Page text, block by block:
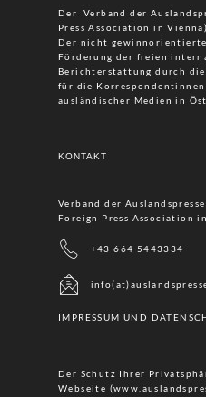
Der Verband der
Press Association in
Der nicht
Förderung der freien
Berichterstattung durch
für die
ausländischer Medien in
KONTAKT
Verband der
Foreign Press Association
+43 664 5443334
IMPRESSUM UND
Der Schutz Ihrer
Webseite